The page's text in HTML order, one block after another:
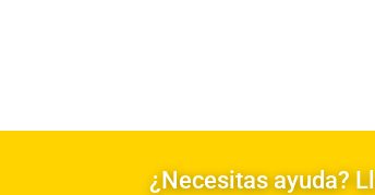
¿Necesitas ayuda?